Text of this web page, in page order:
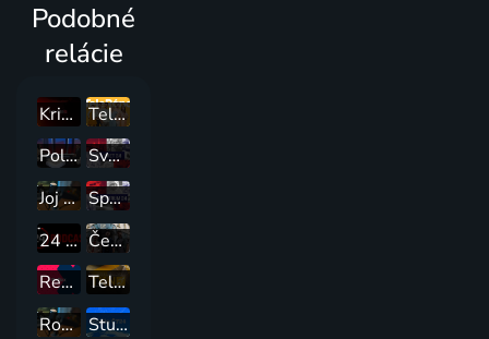
Podobné
relácie
Krimi
Teleráno
Politika24
Svet 24
Joj History
Spektrum 24
24 Podcast
Čekuj Česko
Reflex
Televizní klub neslyšících
Rozhovory 24
Studio ČT24